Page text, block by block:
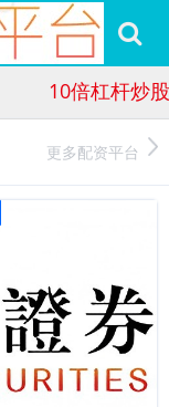
10倍杠杆炒股
更多配资平台